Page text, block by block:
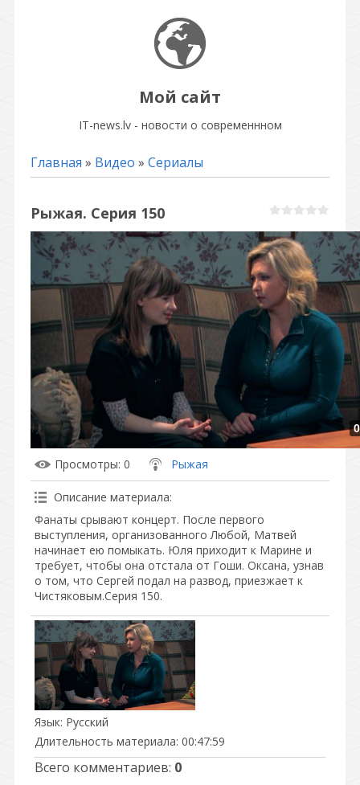
Мой сайт
IT-news.lv - новости о современнном
Главная » Видео » Сериалы
Рыжая. Серия 150
Просмотры: 0 Рыжая
Описание материала:
Фанаты срывают концерт. После первого
выступления, организованного Любой, Матвей
начинает ею помыкать. Юля приходит к Марине и
требует, чтобы она отстала от Гоши. Оксана, узнав
о том, что Сергей подал на развод, приезжает к
Чистяковым.Серия 150.
Язык: Русский
Длительность материала: 00:47:59
Всего комментариев: 0